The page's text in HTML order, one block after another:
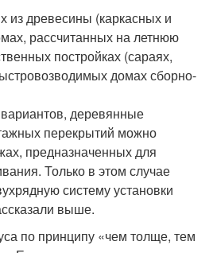
из древесины (каркасных и
рассчитанных на летнюю
постройках (сараях,
домах сборно-
деревянные
перекрытий можно
предназначенных для
Только в этом случае
систему установки
выше.
по принципу «чем толще, тем